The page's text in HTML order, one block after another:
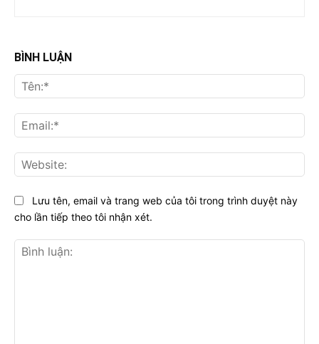
BÌNH LUẬN
Lưu tên, email và trang web của tôi trong trình duyệt này
cho lần tiếp theo tôi nhận xét.